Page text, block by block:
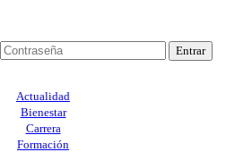
Entrar
Actualidad
Bienestar
Carrera
Formación